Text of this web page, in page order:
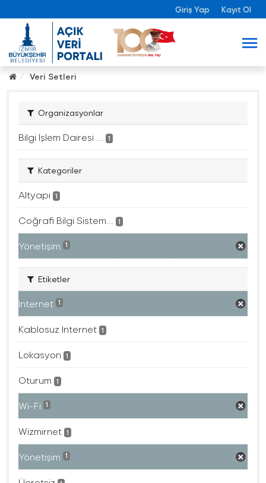
Giriş Yap Kayıt Ol
Veri Setleri
Organizasyonlar
Bilgi İşlem Dairesi ... 1
Kategoriler
Altyapı 1
Coğrafi Bilgi Sistem... 1
Yönetişim 1
Etiketler
Internet 1
Kablosuz Internet 1
Lokasyon 1
Oturum 1
Wi-Fi 1
Wizmirnet 1
Yönetişim 1